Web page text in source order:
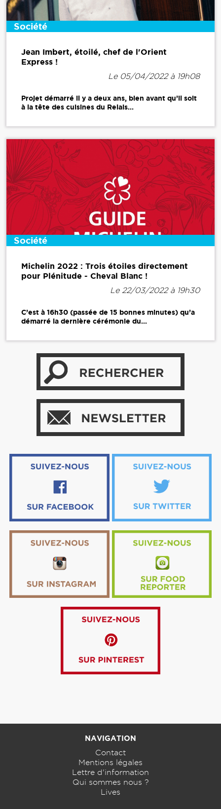
Société
Jean Imbert, étoilé, chef de l'Orient
Express !
Le 05/04/2022 à 19h08
Projet démarré il y a deux ans, bien avant qu’il soit
à la tête des cuisines du Relais...
Société
Michelin 2022 : Trois étoiles directement
pour Plénitude - Cheval Blanc !
Le 22/03/2022 à 19h30
C’est à 16h30 (passée de 15 bonnes minutes) qu’a
démarré la dernière cérémonie du...
NAVIGATION
Contact
Mentions légales
Lettre d'information
Qui sommes nous ?
Lives